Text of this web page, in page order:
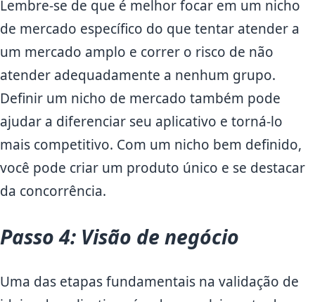
Lembre-se de que é melhor focar em um nicho
de mercado específico do que tentar atender a
um mercado amplo e correr o risco de não
atender adequadamente a nenhum grupo.
Definir um nicho de mercado também pode
ajudar a diferenciar seu aplicativo e torná-lo
mais competitivo. Com um nicho bem definido,
você pode criar um produto único e se destacar
da concorrência.
Passo 4: Visão de negócio
Uma das etapas fundamentais na validação de